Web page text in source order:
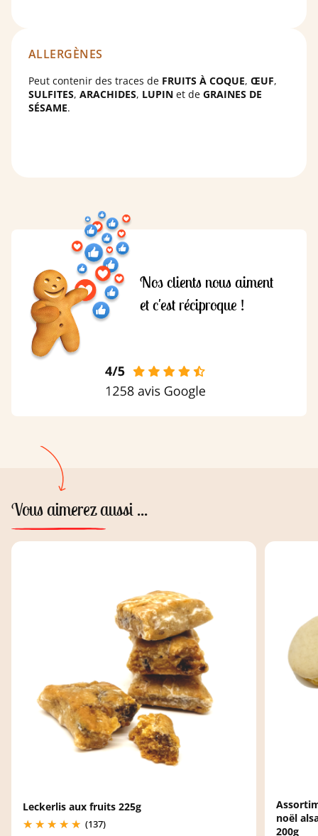
ALLERGÈNES
Peut contenir des traces de FRUITS À COQUE, ŒUF,
SULFITES, ARACHIDES, LUPIN et de GRAINES DE
SÉSAME.
Nos clients nous aiment
et c'est réciproque !
Vous aimerez aussi ...
Leckerlis aux fruits 225g
(137)
noël
200g